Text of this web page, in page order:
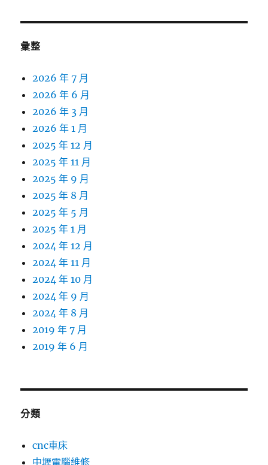
彙整
2026 年 7 月
2026 年 6 月
2026 年 3 月
2026 年 1 月
2025 年 12 月
2025 年 11 月
2025 年 9 月
2025 年 8 月
2025 年 5 月
2025 年 1 月
2024 年 12 月
2024 年 11 月
2024 年 10 月
2024 年 9 月
2024 年 8 月
2019 年 7 月
2019 年 6 月
分類
cnc車床
中壢電腦維修